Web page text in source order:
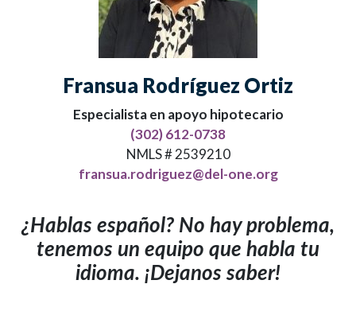
Fransua Rodríguez Ortiz
Especialista en apoyo hipotecario
(302) 612-0738
NMLS # 2539210
fransua.rodriguez@del-one.org
¿Hablas español? No hay problema,
tenemos un equipo que habla tu
idioma. ¡Dejanos saber!